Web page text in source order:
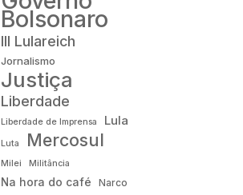
Bolsonaro
III Lulareich
Jornalismo
Justiça
Liberdade
Liberdade de Imprensa Lula
Luta Mercosul
Milei Militância
Na hora do café
Narco